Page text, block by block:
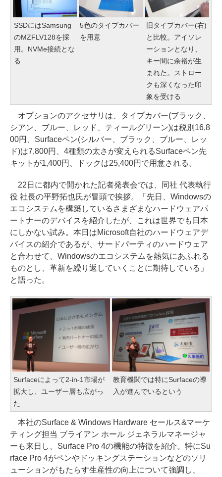
SSDにはSamsung
のMZFLV128を採
用。NVMe接続とな
る
5色のタイプカバー
を用意
旧タイプカバー(右)
と比較。アイソレ
ーションとなり、
キー間に余裕が生
まれた。ストロー
クも深くなった印
象を受ける
オプションのアクセサリは、タイプカバー(ブラック、
シアン、ブルー、レッド、ティールグリーン)は税別16,8
00円、Surfaceペン(シルバー、ブラック、ブルー、レッ
ド)は7,800円、4種類の太さが変えられるSurfaceペン先
キットが1,400円、ドックは25,400円で用意される。
22日に都内で開かれた記者発表会では、同社 代表執行
役 社長の平野拓也氏が冒頭で挨拶。「先日、Windowsの
エコシステムを構築しているさまざまなハードウェアパ
ートナーのデバイスを紹介したが、これは世界でも日本
にしかない試み。本日はMicrosoft自社のハードウェアデ
バイスの紹介であるが、サードパーティのハードウェア
と合わせて、Windowsのエコシステムを熱気にあふれる
ものとし、革新を繰り返していくことに期待している」
と語った。
Surfaceによって2-in-1市場が
拡大し、ユーザー層も広がっ
た
教育機関では特にSurfaceの導
入が進んでいるという
本社のSurface & Windows Hardware セールス&マーケ
ティング担当 ブライアン ホール ジェネラルマネージャ
ーも来日し、Surface Pro 4の機能の特徴を紹介。特にSu
rface Pro 4がペンやドッキングステーションなどのソリ
ューションがもたらす生産性の向上について強調し、